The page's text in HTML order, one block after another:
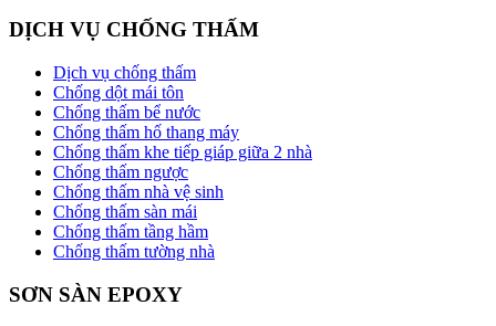
DỊCH VỤ CHỐNG THẤM
Dịch vụ chống thấm
Chống dột mái tôn
Chống thấm bể nước
Chống thấm hố thang máy
Chống thấm khe tiếp giáp giữa 2 nhà
Chống thấm ngược
Chống thấm nhà vệ sinh
Chống thấm sàn mái
Chống thấm tầng hầm
Chống thấm tường nhà
SƠN SÀN EPOXY